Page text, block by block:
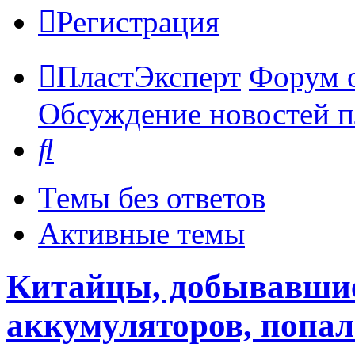
Регистрация
ПластЭксперт Форум
Обсуждение новостей
Темы без ответов
Активные темы
Китайцы,
аккумуляторов,